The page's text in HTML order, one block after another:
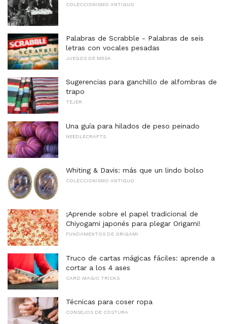
COLECCIONISMO ANTIGUO
Palabras de Scrabble - Palabras de seis
letras con vocales pesadas
JUEGOS DE MESA
Sugerencias para ganchillo de alfombras de
trapo
TEJER
Una guía para hilados de peso peinado
NEEDLECRAFTS
Whiting & Davis: más que un lindo bolso
COLECCIONISMO ANTIGUO
¡Aprende sobre el papel tradicional de
Chiyogami japonés para plegar Origami!
FUNDAMENTOS DE ORIGAMI
Truco de cartas mágicas fáciles: aprende a
cortar a los 4 ases
CARD MAGIC TRICKS
Técnicas para coser ropa
CONSEJOS DE COSTURA